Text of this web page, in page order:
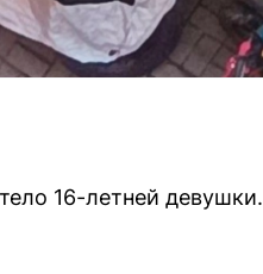
16-летней девушки.